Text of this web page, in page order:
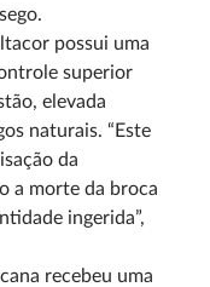
possui uma
superior
elevada
naturais. “Este
da
a morte da broca
ingerida”,
recebeu uma